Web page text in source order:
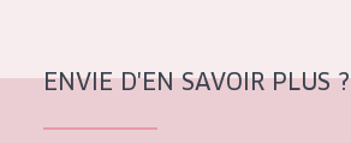
Peau mixte ou grasse
Peau mature
ENVIE D'EN SAVOIR PLUS ?